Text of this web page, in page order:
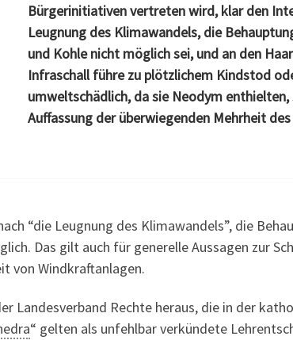
Bürgerinitiativen vertreten wird, klar den
Leugnung des Klimawandels, die
und Kohle nicht möglich sei, und an den
Infraschall führe zu plötzlichem Kindstod
umweltschädlich, da sie Neodym
Auffassung der überwiegenden Mehrheit des
“die Leugnung des Klimawandels”, die
Das gilt auch für generelle Aussagen zur
von Windkraftanlagen.
Landesverband Rechte heraus, die in der
“ gelten als unfehlbar verkündete